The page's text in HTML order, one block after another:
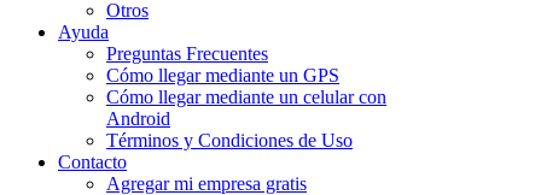
Otros
Ayuda
Preguntas Frecuentes
Cómo llegar mediante un GPS
Cómo llegar mediante un celular con
Android
Términos y Condiciones de Uso
Contacto
Agregar mi empresa gratis